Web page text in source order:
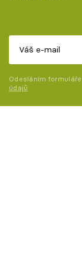
Odesláním
údajů